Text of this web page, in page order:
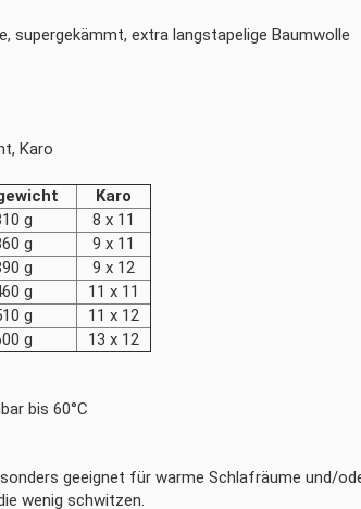
supergekämmt, extra langstapelige Baumwolle
Karo
Karo
g
8 x 11
g
9 x 11
g
9 x 12
g
11 x 11
g
11 x 12
g 13 x 12
bis 60°C
ge­eig­net für war­me Schlaf­räu­me und/
we­nig schwit­zen.